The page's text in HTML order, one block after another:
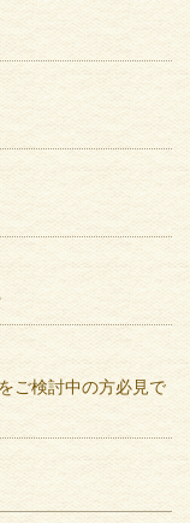
ご検討中の方必見で